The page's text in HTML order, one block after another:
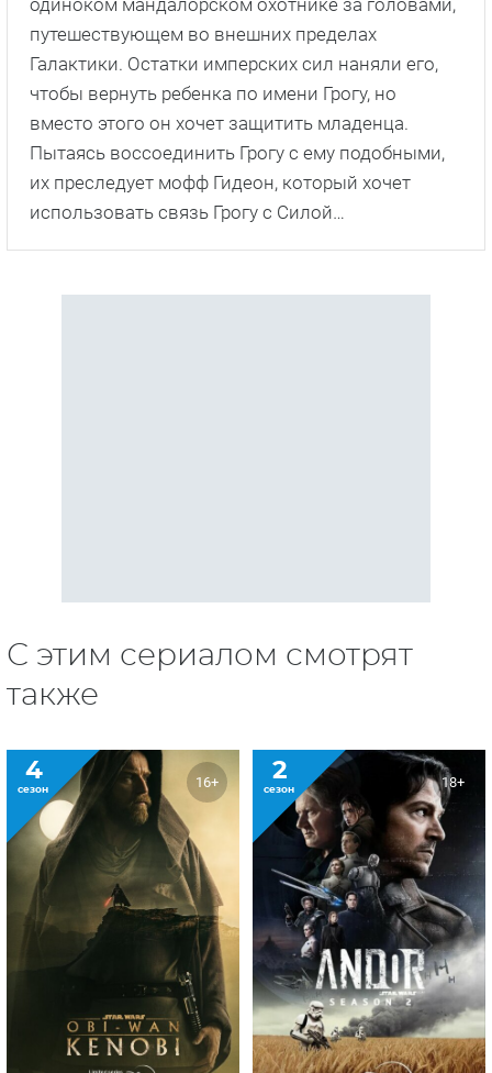
путешествующем во внешних пределах
Галактики. Остатки имперских сил наняли его,
чтобы вернуть ребенка по имени Грогу, но
вместо этого он хочет защитить младенца.
Пытаясь воссоединить Грогу с ему подобными,
их преследует мофф Гидеон, который хочет
использовать связь Грогу с Силой…
С этим сериалом смотрят
также
4
сезон 16+ 2
сезон 18+